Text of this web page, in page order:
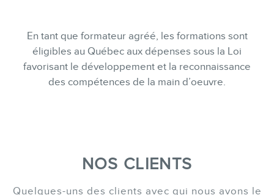
En tant que formateur agréé, les formations sont
éligibles au Québec aux dépenses sous la Loi
favorisant le développement et la reconnaissance
des compétences de la main d’oeuvre.
NOS CLIENTS
Quelques-uns des clients avec qui nous avons le